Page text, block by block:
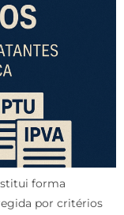
forma
por critérios